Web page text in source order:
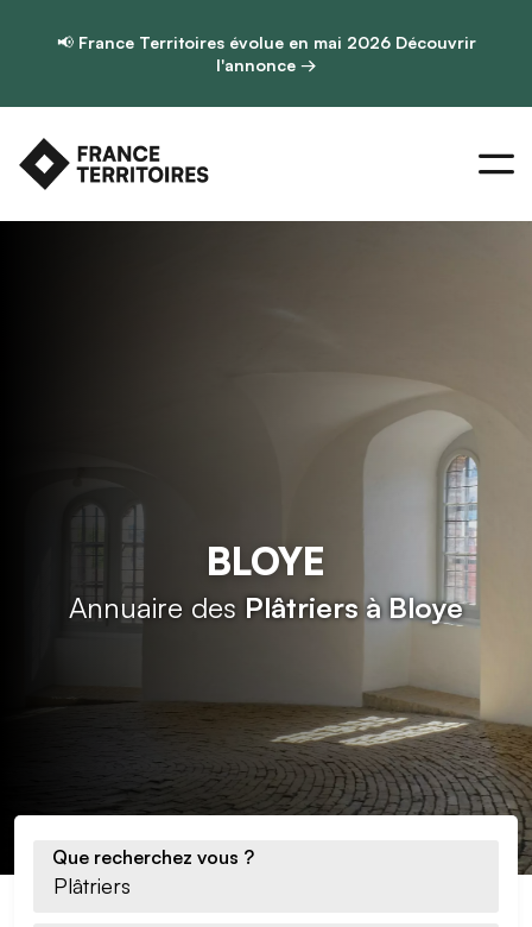
📢 France Territoires évolue en mai 2026 Découvrir
l'annonce →
BLOYE
Annuaire des Plâtriers à Bloye
Que recherchez vous ?